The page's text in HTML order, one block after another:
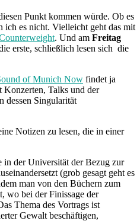
Punkt kommen würde. Ob es
ich es nicht. Vielleicht geht das mit
. Und am Freitag
erste, schließlich lesen sich die
of Munich Now findet ja
Talks und der
dessen Singularität
Notizen zu lesen, die in einer
in der Universität der Bezug zur
(grob gesagt geht es
man von den Büchern zum
wo bei der Finissage der
Thema des Vortrags ist
Gewalt beschäftigen,